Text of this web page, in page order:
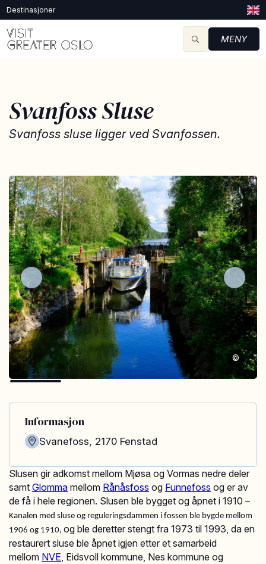
Destinasjoner
MENY
Svanfoss Sluse
Svanfoss sluse ligger ved Svanfossen.
©
Slusen gir adkomst mellom Mjøsa og Vormas nedre deler
samt Glomma mellom Rånåsfoss og Funnefoss og er av
de få i hele regionen. Slusen ble bygget og åpnet i 1910 –
Kanalen med sluse og reguleringsdammen i fossen ble bygde mellom
1906 og 1910, og ble deretter stengt fra 1973 til 1993, da en
restaurert sluse ble åpnet igjen etter et samarbeid
mellom NVE, Eidsvoll kommune, Nes kommune og
Informasjon
Svanefoss, 2170 Fenstad